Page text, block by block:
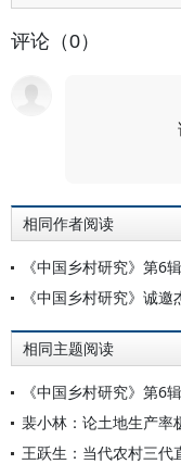
评论（0）
相同作者阅读
《中国乡村研究》第6
《中国乡村研究》诚
相同主题阅读
《中国乡村研究》第6
王跃生：当代农村三